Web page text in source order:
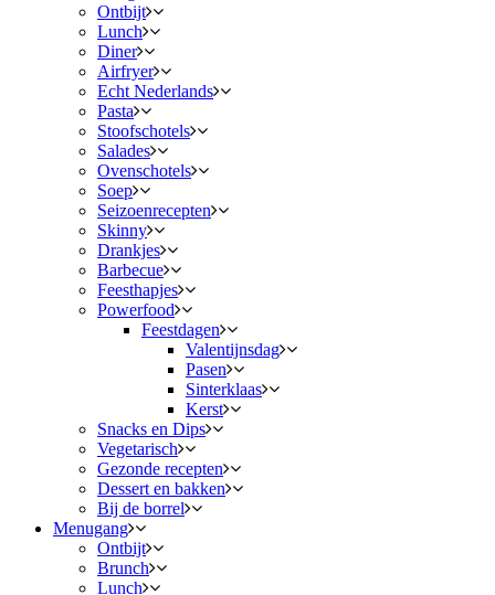
Ontbijt
Lunch
Diner
Airfryer
Echt Nederlands
Pasta
Stoofschotels
Salades
Ovenschotels
Soep
Seizoenrecepten
Skinny
Drankjes
Barbecue
Feesthapjes
Powerfood
Feestdagen
Valentijnsdag
Pasen
Sinterklaas
Kerst
Snacks en Dips
Vegetarisch
Gezonde recepten
Dessert en bakken
Bij de borrel
Menugang
Ontbijt
Brunch
Lunch